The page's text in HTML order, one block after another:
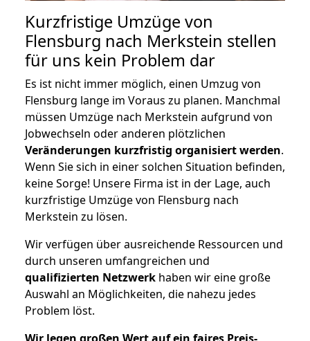
Kurzfristige Umzüge von
Flensburg nach Merkstein stellen
für uns kein Problem dar
Es ist nicht immer möglich, einen Umzug von
Flensburg lange im Voraus zu planen. Manchmal
müssen Umzüge nach Merkstein aufgrund von
Jobwechseln oder anderen plötzlichen
Veränderungen kurzfristig organisiert werden.
Wenn Sie sich in einer solchen Situation befinden,
keine Sorge! Unsere Firma ist in der Lage, auch
kurzfristige Umzüge von Flensburg nach
Merkstein zu lösen.
Wir verfügen über ausreichende Ressourcen und
durch unseren umfangreichen und
qualifizierten Netzwerk haben wir eine große
Auswahl an Möglichkeiten, die nahezu jedes
Problem löst.